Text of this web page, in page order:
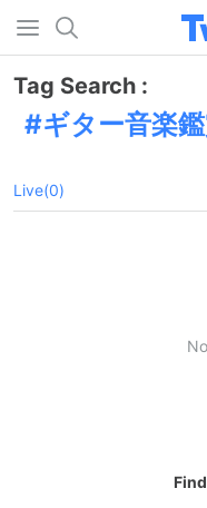
Tag Search :
ギター音楽
Live(0)